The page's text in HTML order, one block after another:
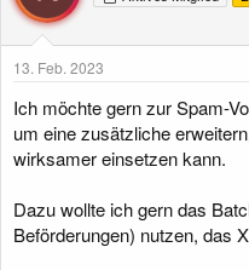
l
l
r
l
13. Feb. 2023
Ich möchte gern zur Spam-
um eine zusätzliche
wirksamer einsetzen kann.
Dazu wollte ich gern das
Beförderungen) nutzen, das